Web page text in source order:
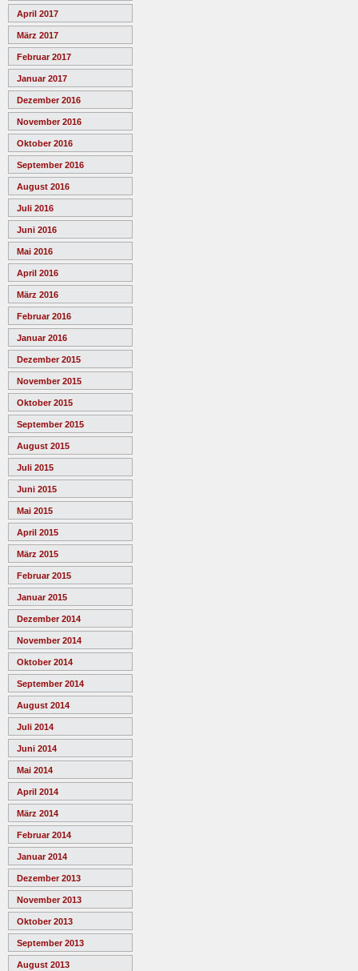
April 2017
März 2017
Februar 2017
Januar 2017
Dezember 2016
November 2016
Oktober 2016
September 2016
August 2016
Juli 2016
Juni 2016
Mai 2016
April 2016
März 2016
Februar 2016
Januar 2016
Dezember 2015
November 2015
Oktober 2015
September 2015
August 2015
Juli 2015
Juni 2015
Mai 2015
April 2015
März 2015
Februar 2015
Januar 2015
Dezember 2014
November 2014
Oktober 2014
September 2014
August 2014
Juli 2014
Juni 2014
Mai 2014
April 2014
März 2014
Februar 2014
Januar 2014
Dezember 2013
November 2013
Oktober 2013
September 2013
August 2013